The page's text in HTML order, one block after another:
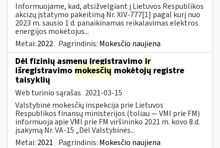
Informuojame, kad, atsižvelgiant į Lietuvos Respublikos
akcizų įstatymo pakeitimą Nr. XIV-777[1] pagal kurį nuo
2023 m. sausio 1 d. panaikinamas reikalavimas elektros
energijos mokėtojus...
Metai: 2022 Pagrindinis: Mokesčio naujiena
Dėl fizinių asmenų įregistravimo ir
išregistravimo mokesčių mokėtojų registre
taisyklių
Web turinio sąrašas 2021-03-15
Valstybinė mokesčių inspekcija prie Lietuvos
Respublikos finansų ministerijos (toliau ― VMI prie FM)
informuoja apie VMI prie FM viršininko 2021 m. kovo 8 d.
įsakymą Nr. VA-15 „Dėl Valstybinės...
Metai: 2021 Pagrindinis: Mokesčio naujiena